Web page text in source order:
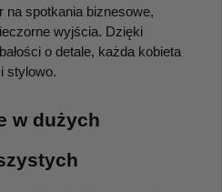
na spotkania biznesowe,
wyjścia. Dzięki
o detale, każda kobieta
stylowo.
w dużych